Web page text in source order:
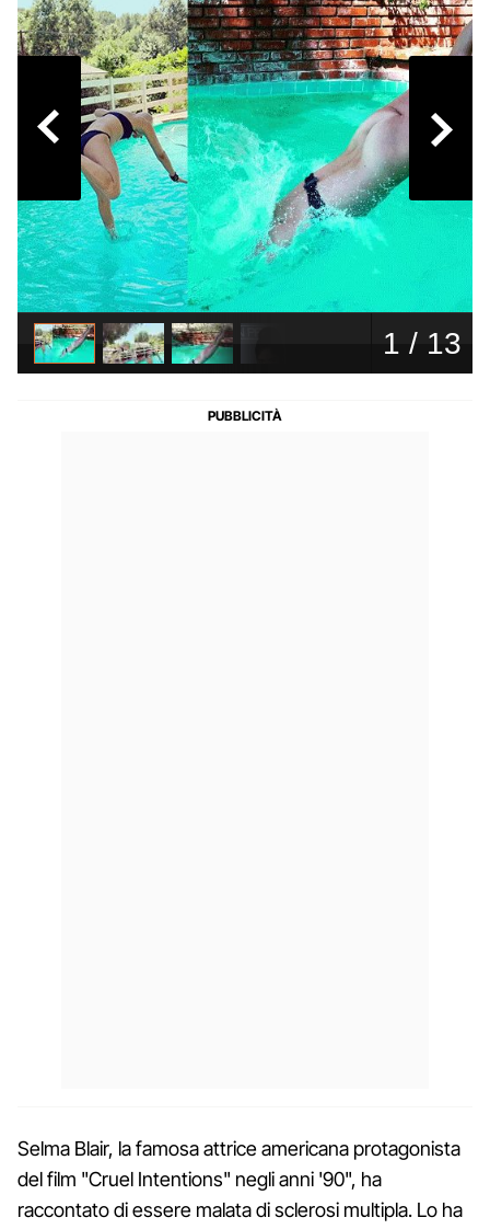
Selma Blair, la famosa attrice americana protagonista
del film "Cruel Intentions" negli anni '90", ha
raccontato di essere malata di sclerosi multipla. Lo ha